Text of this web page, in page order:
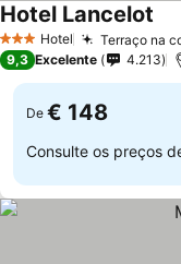
3 EstrelasHotel Terraço na
Hotel Lancelot
9,3 Excelente 4.213
De € 148
Consulte os preços